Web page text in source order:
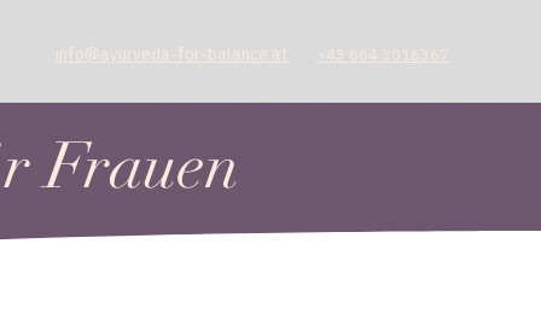
info@ayurveda-for-balance.at +43 664 3016367
Frauen